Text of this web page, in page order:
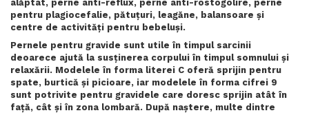
alăptat, perne anti-reflux, perne anti-rostogolire, perne
pentru plagiocefalie, pătuțuri, leagăne, balansoare și
centre de activități pentru bebeluși.
Pernele pentru gravide sunt utile în timpul sarcinii
deoarece ajută la susținerea corpului în timpul somnului și
relaxării. Modelele în forma literei C oferă sprijin pentru
spate, burtică și picioare, iar modelele în forma cifrei 9
sunt potrivite pentru gravidele care doresc sprijin atât în
față, cât și în zona lombară. După naștere, multe dintre